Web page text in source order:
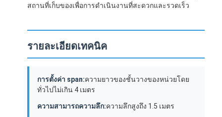
สถานที่เก็บของเพื่อการดําเนินงานที่สะดวกและรวดเร็ว
รายละเอียดเทคนิค
การตั้งค่า span:ความยาวของชั้นวางของหน่วยโดย
ทั่วไปไม่เกิน 4 เมตร
ความสามารถความลึก:ความลึกสูงถึง 1.5 เมตร